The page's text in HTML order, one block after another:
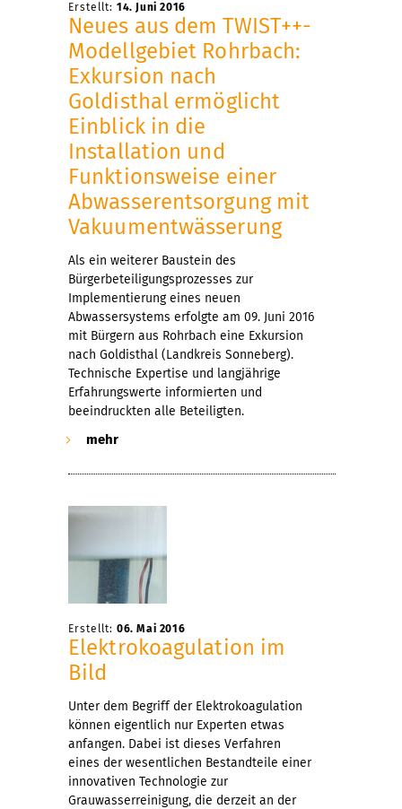
Erstellt: 14. Juni 2016
Neues aus dem TWIST++-
Modellgebiet Rohrbach:
Exkursion nach
Goldisthal ermöglicht
Einblick in die
Installation und
Funktionsweise einer
Abwasserentsorgung mit
Vakuumentwässerung
Als ein weiterer Baustein des
Bürgerbeteiligungsprozesses zur
Implementierung eines neuen
Abwassersystems erfolgte am 09. Juni 2016
mit Bürgern aus Rohrbach eine Exkursion
nach Goldisthal (Landkreis Sonneberg).
Technische Expertise und langjährige
Erfahrungswerte informierten und
beeindruckten alle Beteiligten.
mehr
Erstellt: 06. Mai 2016
Elektrokoagulation im
Bild
Unter dem Begriff der Elektrokoagulation
können eigentlich nur Experten etwas
anfangen. Dabei ist dieses Verfahren
eines der wesentlichen Bestandteile einer
innovativen Technologie zur
Grauwasserreinigung, die derzeit an der